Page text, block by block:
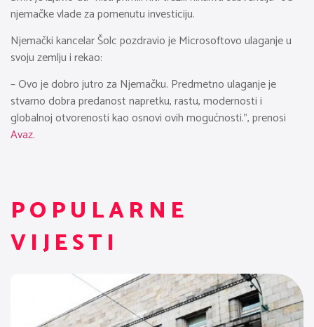
njemačke vlade za pomenutu investiciju.
Njemački kancelar Šolc pozdravio je Microsoftovo ulaganje u
svoju zemlju i rekao:
– Ovo je dobro jutro za Njemačku. Predmetno ulaganje je
stvarno dobra predanost napretku, rastu, modernosti i
globalnoj otvorenosti kao osnovi ovih mogućnosti.”, prenosi
Avaz.
POPULARNE
VIJESTI